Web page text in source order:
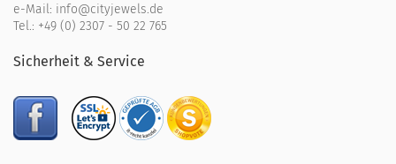
e-Mail: info@cityjewels.de
Tel.: +49 (0) 2307 - 50 22 765
Sicherheit & Service